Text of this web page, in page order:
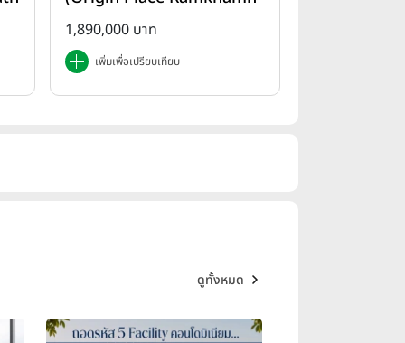
aeng 153)
1,890,000 บาท
เพิ่มเพื่อเปรียบเทียบ
ดูทั้งหมด